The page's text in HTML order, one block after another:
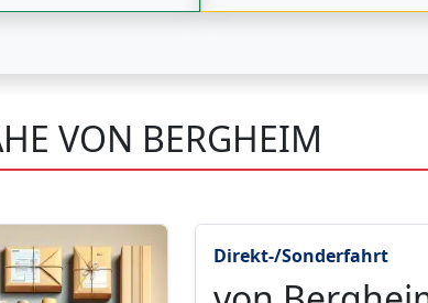
VON BERGHEIM
Direkt-/Sonderfahrt